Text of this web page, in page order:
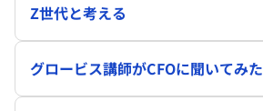
Z世代と考える
グロービス講師がCFOに聞いてみた